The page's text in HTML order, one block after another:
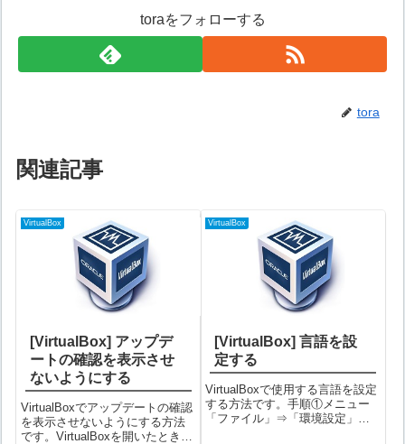
toraをフォローする
tora
関連記事
VirtualBox
[VirtualBox] アップデ
ートの確認を表示させ
ないようにする
VirtualBoxでアップデートの確認
を表示させないようにする方法
です。VirtualBoxを開いたときに
VirtualBox
[VirtualBox] 言語を設
定する
VirtualBoxで使用する言語を設定
する方法です。手順①メニュー
「ファイル」⇒「環境設定」を